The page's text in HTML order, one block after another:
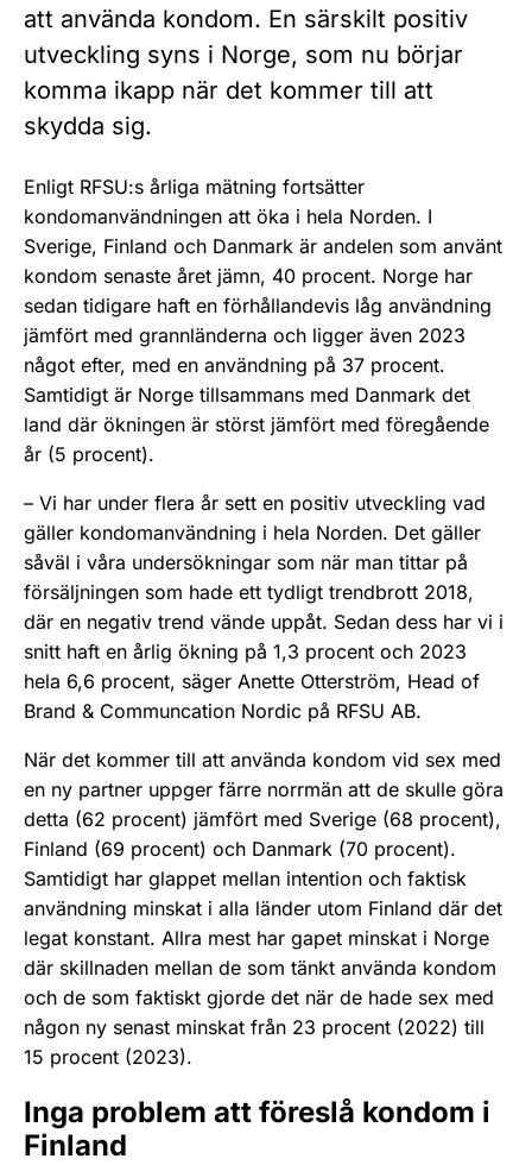
att använda kondom. En särskilt positiv
utveckling syns i Norge, som nu börjar
komma ikapp när det kommer till att
skydda sig.
Enligt RFSU:s årliga mätning fortsätter
kondomanvändningen att öka i hela Norden. I
Sverige, Finland och Danmark är andelen som använt
kondom senaste året jämn, 40 procent. Norge har
sedan tidigare haft en förhållandevis låg användning
jämfört med grannländerna och ligger även 2023
något efter, med en användning på 37 procent.
Samtidigt är Norge tillsammans med Danmark det
land där ökningen är störst jämfört med föregående
år (5 procent).
– Vi har under flera år sett en positiv utveckling vad
gäller kondomanvändning i hela Norden. Det gäller
såväl i våra undersökningar som när man tittar på
försäljningen som hade ett tydligt trendbrott 2018,
där en negativ trend vände uppåt. Sedan dess har vi i
snitt haft en årlig ökning på 1,3 procent och 2023
hela 6,6 procent, säger Anette Otterström, Head of
Brand & Communcation Nordic på RFSU AB.
När det kommer till att använda kondom vid sex med
en ny partner uppger färre norrmän att de skulle göra
detta (62 procent) jämfört med Sverige (68 procent),
Finland (69 procent) och Danmark (70 procent).
Samtidigt har glappet mellan intention och faktisk
användning minskat i alla länder utom Finland där det
legat konstant. Allra mest har gapet minskat i Norge
där skillnaden mellan de som tänkt använda kondom
och de som faktiskt gjorde det när de hade sex med
någon ny senast minskat från 23 procent (2022) till
15 procent (2023).
Inga problem att föreslå kondom i
Finland